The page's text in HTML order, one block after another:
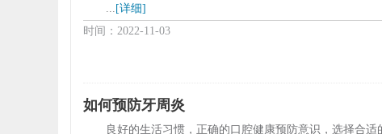
[详细]
时间：2022-11-03
如何预防牙周炎
良好的生活习惯，正确的口腔健康预防意识，选择合